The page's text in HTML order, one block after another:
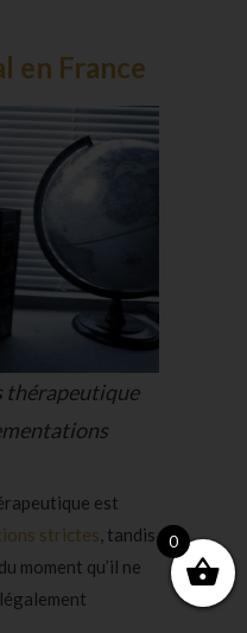
en France
thérapeutique
est
strictes, tandis
moment qu’il ne
0